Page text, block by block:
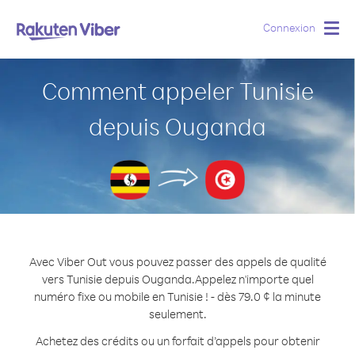
Connexion
Comment appeler Tunisie
depuis Ouganda
Avec Viber Out vous pouvez passer des appels de qualité
vers Tunisie depuis Ouganda.Appelez n'importe quel
numéro fixe ou mobile en Tunisie ! - dès 79.0 ¢ la minute
seulement.
Achetez des crédits ou un forfait d’appels pour obtenir